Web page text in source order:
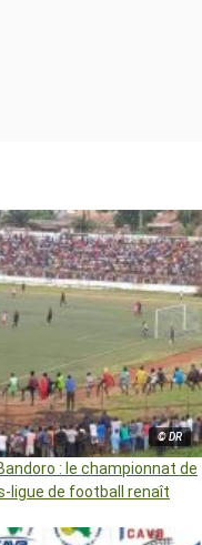
© DR
: le championnat de
ligue de football renaît